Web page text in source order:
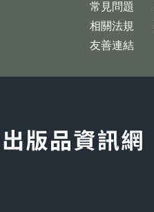
常見問題
相關法規
友善連結